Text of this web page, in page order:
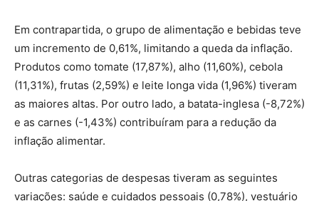
Em contrapartida, o grupo de alimentação e bebidas teve
um incremento de 0,61%, limitando a queda da inflação.
Produtos como tomate (17,87%), alho (11,60%), cebola
(11,31%), frutas (2,59%) e leite longa vida (1,96%) tiveram
as maiores altas. Por outro lado, a batata-inglesa (-8,72%)
e as carnes (-1,43%) contribuíram para a redução da
inflação alimentar.
Outras categorias de despesas tiveram as seguintes
variações: saúde e cuidados pessoais (0,78%), vestuário